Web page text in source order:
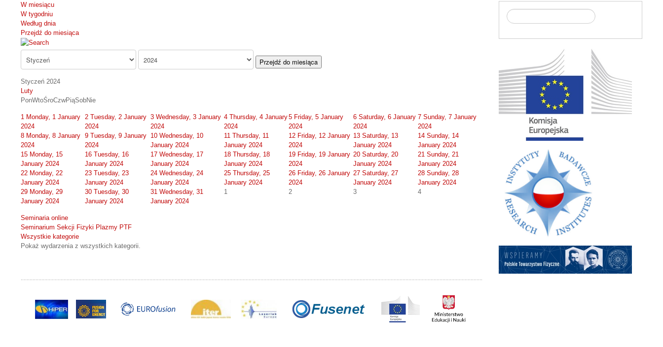
W miesiącu
W tygodniu
Według dnia
Przejdź do miesiąca
Przejdź do miesiąca
Styczeń 2024
Luty
PonWtoŚroCzwPiąSobNie
1 Monday, 1 January
2024
2 Tuesday, 2 January
2024
3 Wednesday, 3 January
2024
4 Thursday, 4 January
2024
5 Friday, 5 January
2024
6 Saturday, 6 January
2024
7 Sunday, 7 January
2024
8 Monday, 8 January
2024
9 Tuesday, 9 January
2024
10 Wednesday, 10
January 2024
11 Thursday, 11
January 2024
12 Friday, 12 January
2024
13 Saturday, 13
January 2024
14 Sunday, 14
January 2024
15 Monday, 15
January 2024
16 Tuesday, 16
January 2024
17 Wednesday, 17
January 2024
18 Thursday, 18
January 2024
19 Friday, 19 January
2024
20 Saturday, 20
January 2024
21 Sunday, 21
January 2024
22 Monday, 22
January 2024
23 Tuesday, 23
January 2024
24 Wednesday, 24
January 2024
25 Thursday, 25
January 2024
26 Friday, 26 January
2024
27 Saturday, 27
January 2024
28 Sunday, 28
January 2024
29 Monday, 29
January 2024
30 Tuesday, 30
January 2024
31 Wednesday, 31
January 2024
1 2 3 4
Seminaria online
Seminarium Sekcji Fizyki Plazmy PTF
Wszystkie kategorie
Pokaż wydarzenia z wszystkich kategorii.